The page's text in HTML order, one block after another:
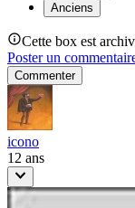
Anciens
Cette box est
Poster un
Commenter
icono
12 ans